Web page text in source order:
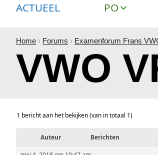
ACTUEEL PO
Home › Forums › Examenforum Frans
VWO
1 bericht aan het bekijken (van in totaal 1)
Auteur Berichten